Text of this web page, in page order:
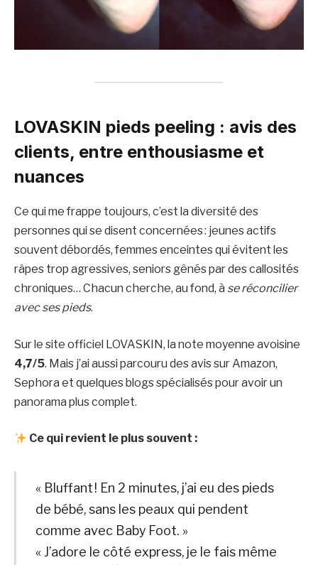
LOVASKIN pieds peeling : avis des
clients, entre enthousiasme et
nuances
Ce qui me frappe toujours, c’est la diversité des
personnes qui se disent concernées : jeunes actifs
souvent débordés, femmes enceintes qui évitent les
râpes trop agressives, seniors gênés par des callosités
chroniques… Chacun cherche, au fond, à se réconcilier
avec ses pieds.
Sur le site officiel LOVASKIN, la note moyenne avoisine
4,7/5. Mais j’ai aussi parcouru des avis sur Amazon,
Sephora et quelques blogs spécialisés pour avoir un
panorama plus complet.
Ce qui revient le plus souvent :
« Bluffant ! En 2 minutes, j’ai eu des pieds
de bébé, sans les peaux qui pendent
comme avec Baby Foot. »
« J’adore le côté express, je le fais même